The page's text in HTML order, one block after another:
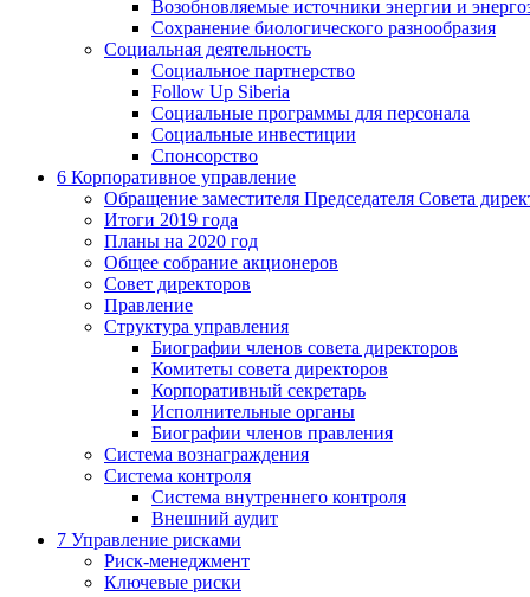
Возобновляемые источники энергии и
Сохранение биологического разнообразия
Социальная деятельность
Социальное партнерство
Follow Up Siberia
Социальные программы для персонала
Социальные инвестиции
Спонсорство
6 Корпоративное управление
Обращение заместителя Председателя Совета
Итоги 2019 года
Планы на 2020 год
Общее собрание акционеров
Совет директоров
Правление
Структура управления
Биографии членов совета директоров
Комитеты совета директоров
Корпоративный секретарь
Исполнительные органы
Биографии членов правления
Система вознаграждения
Система контроля
Система внутреннего контроля
Внешний аудит
7 Управление рисками
Риск-менеджмент
Ключевые риски